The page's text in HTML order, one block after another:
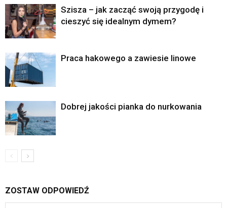
Szisza – jak zacząć swoją przygodę i
cieszyć się idealnym dymem?
Praca hakowego a zawiesie linowe
Dobrej jakości pianka do nurkowania
ZOSTAW ODPOWIEDŹ